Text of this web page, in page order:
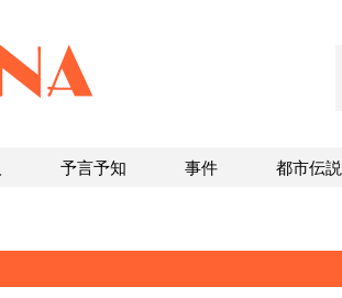
予言予知 事件 都市伝説